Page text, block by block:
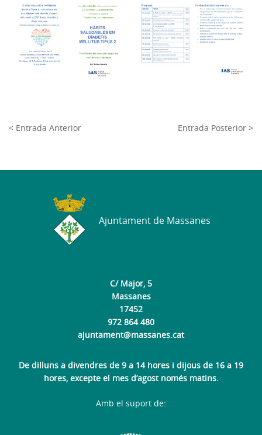
< Entrada Anterior Entrada Posterior >
C/ Major, 5
Massanes
17452
972 864 480
ajuntament@massanes.cat
De dilluns a divendres de 9 a 14 hores i dijous de 16 a 19
hores, excepte el mes d’agost només matins.
Ajuntament de Massanes
Amb el suport de: